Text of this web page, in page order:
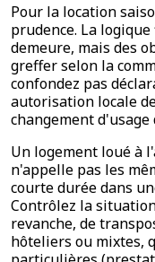
Pour la location
prudence. La
demeure, mais des
greffer selon la
confondez pas
autorisation locale
changement
Un logement loué à
n'appelle pas les
courte durée dans
Contrôlez la
revanche, de
hôteliers ou mixtes,